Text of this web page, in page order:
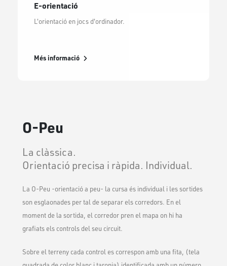
E-orientació
L'orientació en jocs d'ordinador.
Més informació
O-Peu
La clàssica.
Orientació precisa i ràpida. Individual.
La O-Peu -orientació a peu- la cursa és individual i les sortides
son esglaonades per tal de separar els corredors. En el
moment de la sortida, el corredor pren el mapa on hi ha
grafiats els controls del seu circuit.
Sobre el terreny cada control es correspon amb una fita, (tela